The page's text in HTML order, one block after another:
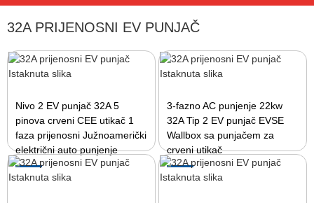
32A PRIJENOSNI EV PUNJAČ
Nivo 2 EV punjač 32A 5
pinova crveni CEE utikač 1
faza prijenosni Južnoamerički
električni auto punjenje
3-fazno AC punjenje 22kw
32A Tip 2 EV punjač EVSE
Wallbox sa punjačem za
crveni utikač